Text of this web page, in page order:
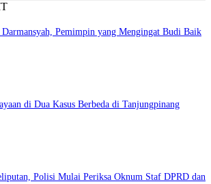
Pemimpin yang Mengingat Budi Baik
di Dua Kasus Berbeda di Tanjungpinang
Polisi Mulai Periksa Oknum Staf DPRD dan